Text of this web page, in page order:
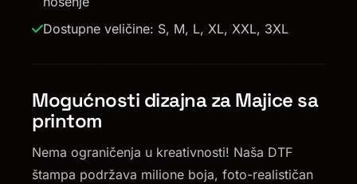
Dostupne veličine: S, M, L, XL, XXL, 3XL
Mogućnosti dizajna za Majice sa
printom
Nema ograničenja u kreativnosti! Naša DTF
štampa podržava milione boja, foto-realističan